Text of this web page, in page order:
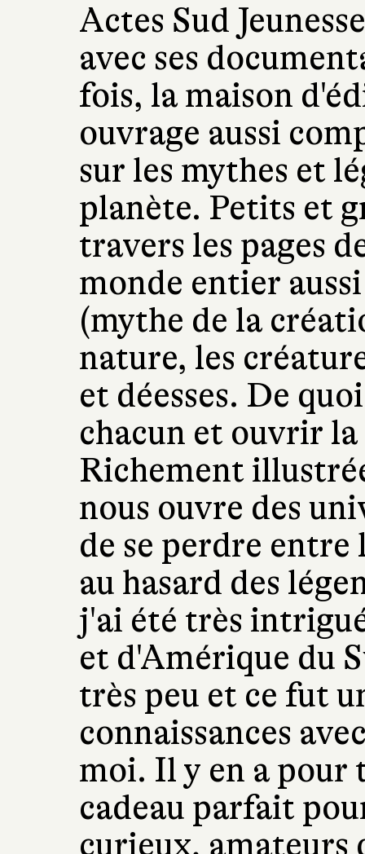
Actes Sud
avec ses
fois, la maison
ouvrage aussi
sur les mythes et
planète. Petits et
travers les pages
monde entier
(mythe de la
nature, les
et déesses. De
chacun et ouvrir
Richement
nous ouvre des
de se perdre entre
au hasard des
j'ai été très
et d'Amérique du
très peu et ce fut
connaissances
moi. Il y en a pour
cadeau parfait
curieux, amateurs